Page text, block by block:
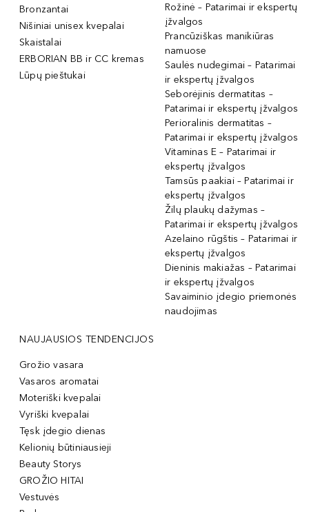
Bronzantai
Nišiniai unisex kvepalai
Skaistalai
ERBORIAN BB ir CC kremas
Lūpų pieštukai
Rožinė – Patarimai ir ekspertų
įžvalgos
Prancūziškas manikiūras
namuose
Saulės nudegimai – Patarimai
ir ekspertų įžvalgos
Seborėjinis dermatitas –
Patarimai ir ekspertų įžvalgos
Perioralinis dermatitas –
Patarimai ir ekspertų įžvalgos
Vitaminas E – Patarimai ir
ekspertų įžvalgos
Tamsūs paakiai – Patarimai ir
ekspertų įžvalgos
Žilų plaukų dažymas –
Patarimai ir ekspertų įžvalgos
Azelaino rūgštis – Patarimai ir
ekspertų įžvalgos
Dieninis makiažas – Patarimai
ir ekspertų įžvalgos
Savaiminio įdegio priemonės
naudojimas
NAUJAUSIOS TENDENCIJOS
Grožio vasara
Vasaros aromatai
Moteriški kvepalai
Vyriški kvepalai
Tęsk įdegio dienas
Kelionių būtiniausieji
Beauty Storys
GROŽIO HITAI
Vestuvės